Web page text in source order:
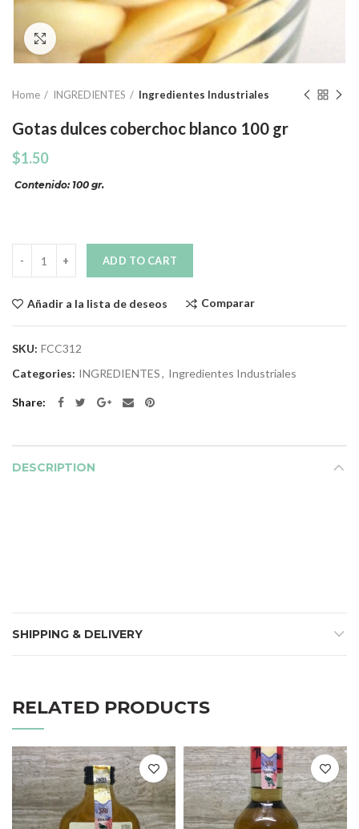
Click to enlarge
Home INGREDIENTES Ingredientes Industriales
Gotas dulces coberchoc blanco 100 gr
$1.50
Contenido: 100 gr.
ADD TO CART
Añadir a la lista de deseos Comparar
SKU: FCC312
Categories: INGREDIENTES, Ingredientes Industriales
Share
DESCRIPTION
SHIPPING & DELIVERY
RELATED PRODUCTS